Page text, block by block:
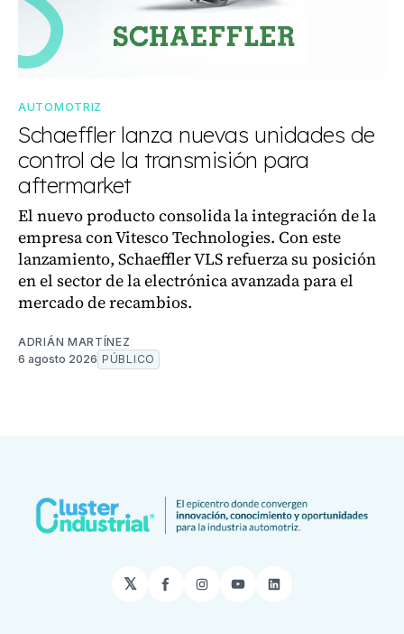
AUTOMOTRIZ
Schaeffler lanza nuevas unidades de
control de la transmisión para
aftermarket
El nuevo producto consolida la integración de la
empresa con Vitesco Technologies. Con este
lanzamiento, Schaeffler VLS refuerza su posición
en el sector de la electrónica avanzada para el
mercado de recambios.
ADRIÁN MARTÍNEZ
6 agosto 2026 PÚBLICO
𝕏 Facebook
Instagram
YouTubeLinkedIn